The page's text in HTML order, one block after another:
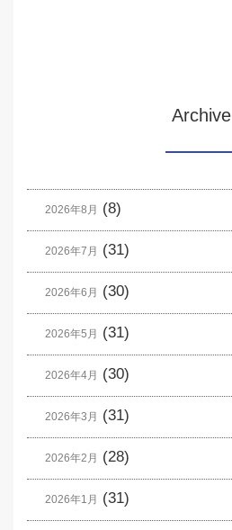
Archive
2026年8月 (8)
2026年7月 (31)
2026年6月 (30)
2026年5月 (31)
2026年4月 (30)
2026年3月 (31)
2026年2月 (28)
2026年1月 (31)